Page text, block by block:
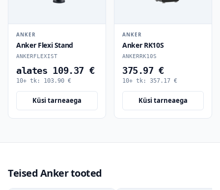
ANKER
Anker Flexi Stand
ANKERFLEXIST
alates 109.37 €
10+ tk: 103.90 €
Küsi tarneaega
ANKER
Anker RK10S
ANKERRK10S
375.97 €
10+ tk: 357.17 €
Küsi tarneaega
Teised Anker tooted